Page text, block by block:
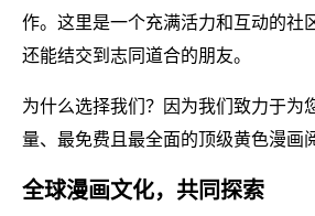
作。这里是一个充满活力和互动的社
还能结交到志同道合的朋友。
为什么选择我们？因为我们致力于为
量、最免费且最全面的顶级黄色漫画
全球漫画文化，共同探索